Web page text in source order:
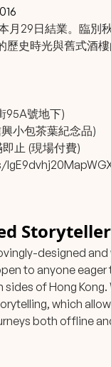
月29日結業。臨別
史時光與舊式酒
95A號地下)
小包茶葉紀念品)
止 (現場付費)
Storyteller
designed and
to anyone eager
of Hong Kong.
which
both offline